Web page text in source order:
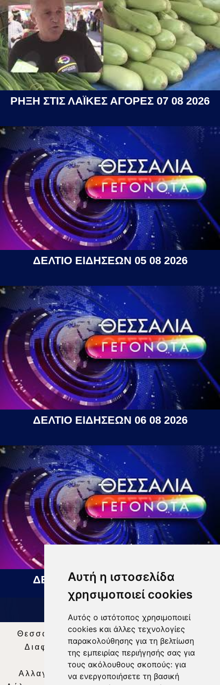
Αυτή η ιστοσελίδα
χρησιμοποιεί cookies
Αυτός ο ιστότοπος χρησιμοποιεί
cookies και άλλες τεχνολογίες
παρακολούθησης για τη βελτίωση
της εμπειρίας περιήγησής σας για
τους ακόλουθους σκοπούς: για
να ενεργοποιήσετε τη βασική
ΡΗΞΗ ΣΤΙΣ ΛΑΪΚΕΣ ΑΓΟΡΕΣ 07 08 2026
ΔΕΛΤΙΟ ΕΙΔΗΣΕΩΝ 05 08 2026
ΔΕΛΤΙΟ ΕΙΔΗΣΕΩΝ 06 08 2026
ΔΕΛΤΙΟ ΕΙΔΗΣΕΩΝ 07 08 2026
Θεσσαλία Τηλεόραση|SNG Services
Διαφήμιση | Όροι Χρήσης |Δήλωση
Απορρήτου |
Περιεχόμενο
Αλλαγή Προτιμήσεων για τα Cookies